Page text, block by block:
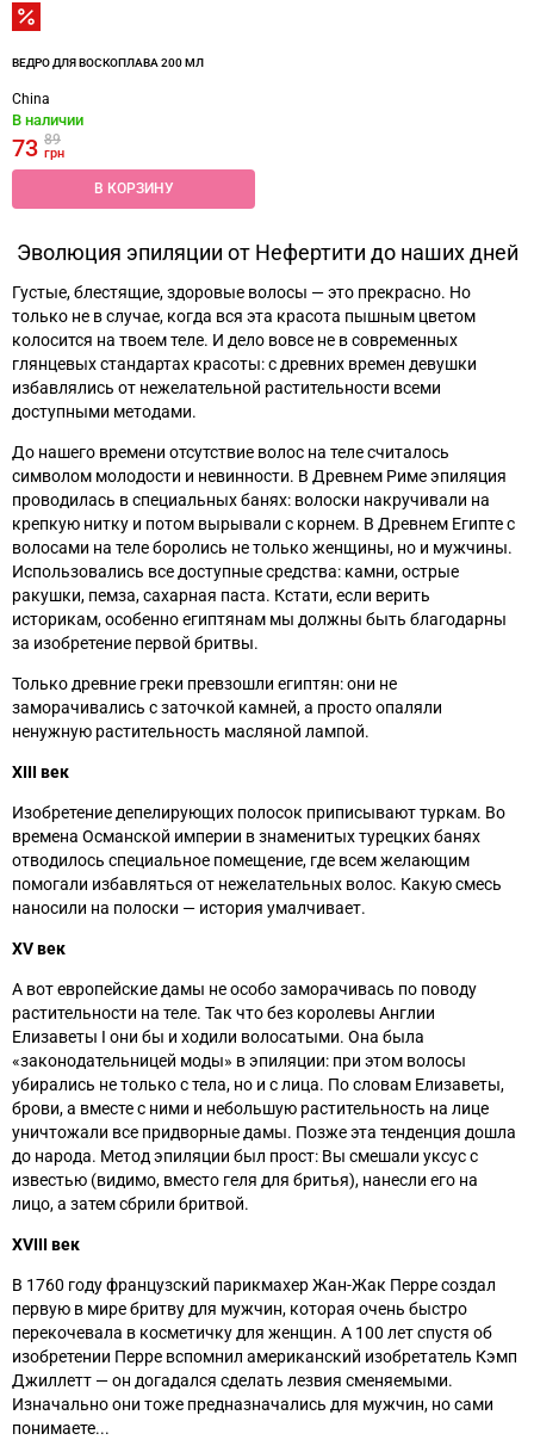
ВЕДРО ДЛЯ ВОСКОПЛАВА 200 МЛ
China
В наличии
73 89
грн
В КОРЗИНУ
Эволюция эпиляции от Нефертити до наших дней
Густые, блестящие, здоровые волосы — это прекрасно. Но
только не в случае, когда вся эта красота пышным цветом
колосится на твоем теле. И дело вовсе не в современных
глянцевых стандартах красоты: с древних времен девушки
избавлялись от нежелательной растительности всеми
доступными методами.
До нашего времени отсутствие волос на теле считалось
символом молодости и невинности. В Древнем Риме эпиляция
проводилась в специальных банях: волоски накручивали на
крепкую нитку и потом вырывали с корнем. В Древнем Египте с
волосами на теле боролись не только женщины, но и мужчины.
Использовались все доступные средства: камни, острые
ракушки, пемза, сахарная паста. Кстати, если верить
историкам, особенно египтянам мы должны быть благодарны
за изобретение первой бритвы.
Только древние греки превзошли египтян: они не
заморачивались с заточкой камней, а просто опаляли
ненужную растительность масляной лампой.
XIII век
Изобретение депелирующих полосок приписывают туркам. Во
времена Османской империи в знаменитых турецких банях
отводилось специальное помещение, где всем желающим
помогали избавляться от нежелательных волос. Какую смесь
наносили на полоски — история умалчивает.
XV век
А вот европейские дамы не особо заморачивась по поводу
растительности на теле. Так что без королевы Англии
Елизаветы I они бы и ходили волосатыми. Она была
«законодательницей моды» в эпиляции: при этом волосы
убирались не только с тела, но и с лица. По словам Елизаветы,
брови, а вместе с ними и небольшую растительность на лице
уничтожали все придворные дамы. Позже эта тенденция дошла
до народа. Метод эпиляции был прост: Вы смешали уксус с
известью (видимо, вместо геля для бритья), нанесли его на
лицо, а затем сбрили бритвой.
XVIII век
В 1760 году французский парикмахер Жан-Жак Перре создал
первую в мире бритву для мужчин, которая очень быстро
перекочевала в косметичку для женщин. А 100 лет спустя об
изобретении Перре вспомнил американский изобретатель Кэмп
Джиллетт — он догадался сделать лезвия сменяемыми.
Изначально они тоже предназначались для мужчин, но сами
понимаете...